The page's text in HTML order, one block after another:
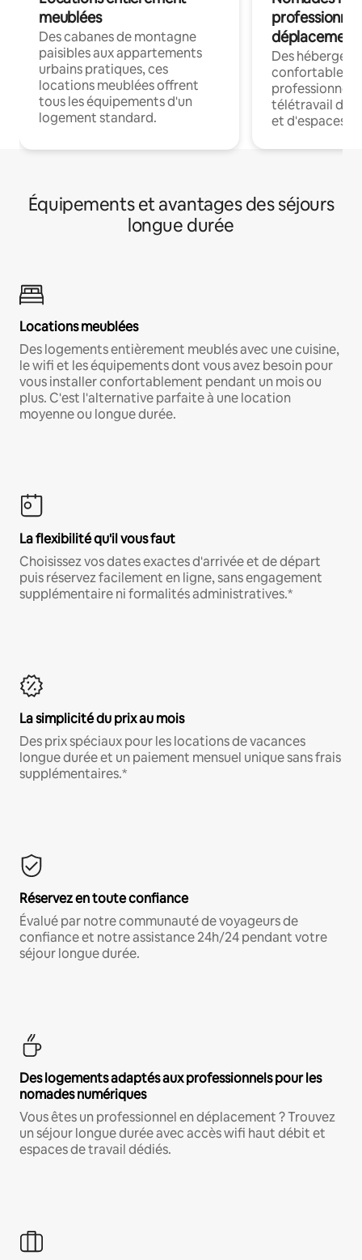
meublées
Des cabanes de montagne
paisibles aux appartements
urbains pratiques, ces
locations meublées offrent
tous les équipements d'un
logement standard.
déplacement
Des
confortables
professionnels
télétravail
et d'espaces
Équipements et avantages des séjours
longue durée
Locations meublées
Des logements entièrement meublés avec une cuisine,
le wifi et les équipements dont vous avez besoin pour
vous installer confortablement pendant un mois ou
plus. C'est l'alternative parfaite à une location
moyenne ou longue durée.
La flexibilité qu'il vous faut
Choisissez vos dates exactes d'arrivée et de départ
puis réservez facilement en ligne, sans engagement
supplémentaire ni formalités administratives.*
La simplicité du prix au mois
Des prix spéciaux pour les locations de vacances
longue durée et un paiement mensuel unique sans frais
supplémentaires.*
Réservez en toute confiance
Évalué par notre communauté de voyageurs de
confiance et notre assistance 24h/24 pendant votre
séjour longue durée.
Des logements adaptés aux professionnels pour les
nomades numériques
Vous êtes un professionnel en déplacement ? Trouvez
un séjour longue durée avec accès wifi haut débit et
espaces de travail dédiés.